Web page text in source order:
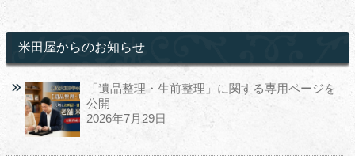
米田屋からのお知らせ
「遺品整理・生前整理」に関する専用ページを
公開
2026年7月29日